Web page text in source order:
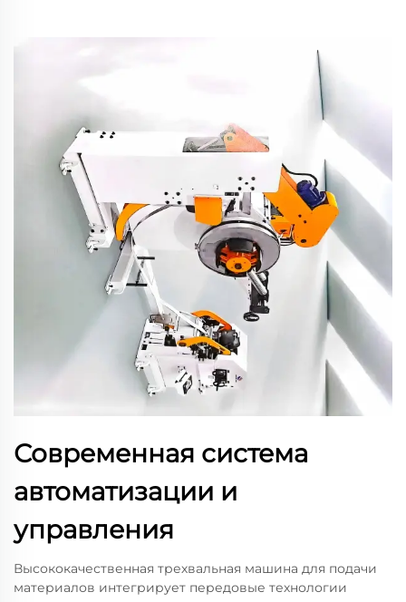
Современная система
автоматизации и
управления
Высококачественная трехвальная машина для подачи
материалов интегрирует передовые технологии